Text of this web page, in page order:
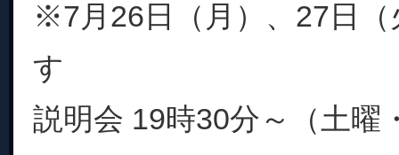
※7月26日（月）、27日（
す
説明会 19時30分～（土曜